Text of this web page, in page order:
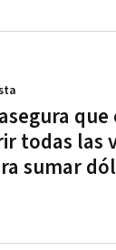
todas las
sumar